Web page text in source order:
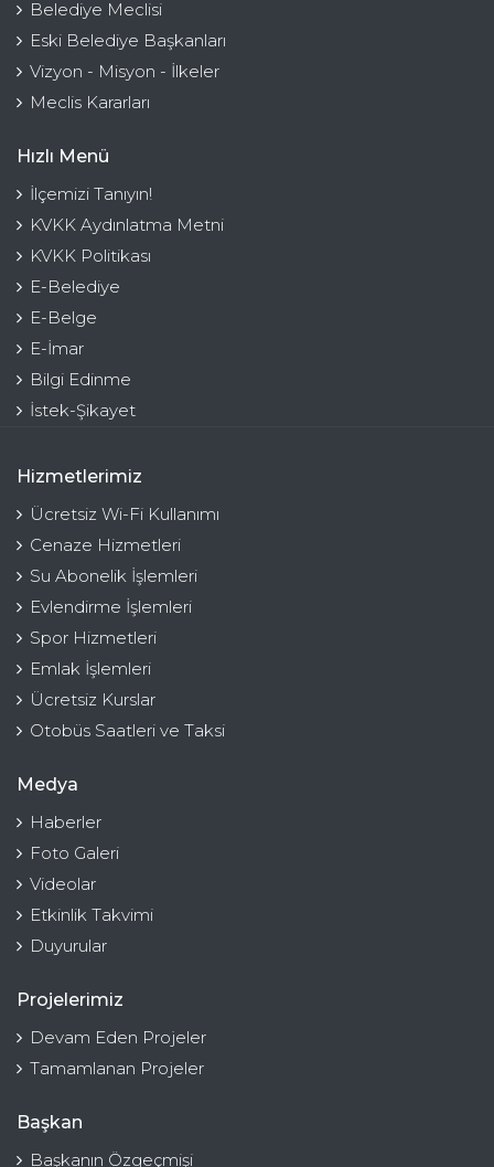
Belediye Meclisi
Eski Belediye Başkanları
Vizyon - Misyon - İlkeler
Meclis Kararları
Hızlı Menü
İlçemizi Tanıyın!
KVKK Aydınlatma Metni
KVKK Politikası
E-Belediye
E-Belge
E-İmar
Bilgi Edinme
İstek-Şikayet
Hizmetlerimiz
Ücretsiz Wi-Fi Kullanımı
Cenaze Hizmetleri
Su Abonelik İşlemleri
Evlendirme İşlemleri
Spor Hizmetleri
Emlak İşlemleri
Ücretsiz Kurslar
Otobüs Saatleri ve Taksi
Medya
Haberler
Foto Galeri
Videolar
Etkinlik Takvimi
Duyurular
Projelerimiz
Devam Eden Projeler
Tamamlanan Projeler
Başkan
Başkanın Özgeçmişi